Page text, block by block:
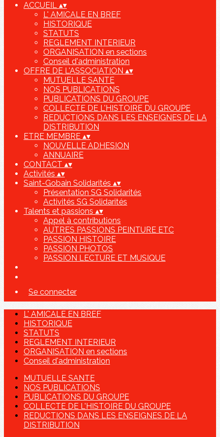
ACCUEIL ▴▾
L' AMICALE EN BREF
HISTORIQUE
STATUTS
REGLEMENT INTERIEUR
ORGANISATION en sections
Conseil d'administration
OFFRE DE L'ASSOCIATION ▴▾
MUTUELLE SANTE
NOS PUBLICATIONS
PUBLICATIONS DU GROUPE
COLLECTE DE L'HISTOIRE DU GROUPE
REDUCTIONS DANS LES ENSEIGNES DE LA
DISTRIBUTION
ETRE MEMBRE ▴▾
NOUVELLE ADHESION
ANNUAIRE
CONTACT ▴▾
Activités ▴▾
Saint-Gobain Solidarités ▴▾
Présentation SG Solidarités
Activités SG Solidarités
Talents et passions ▴▾
Appel à contributions
AUTRES PASSIONS PEINTURE ETC
PASSION HISTOIRE
PASSION PHOTOS
PASSION LECTURE ET MUSIQUE
Se connecter
L' AMICALE EN BREF
HISTORIQUE
STATUTS
REGLEMENT INTERIEUR
ORGANISATION en sections
Conseil d'administration
MUTUELLE SANTE
NOS PUBLICATIONS
PUBLICATIONS DU GROUPE
COLLECTE DE L'HISTOIRE DU GROUPE
REDUCTIONS DANS LES ENSEIGNES DE LA
DISTRIBUTION